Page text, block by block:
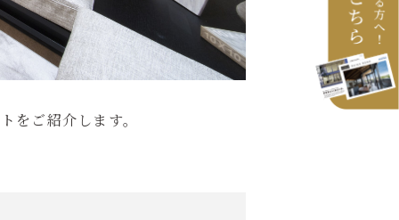
をご紹介します。